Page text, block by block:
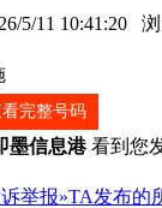
5/11 10:41:20
看完整号码
墨信息港看到您
举报»TA发布的